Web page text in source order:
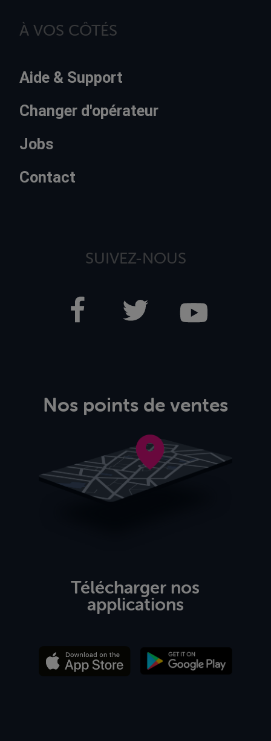
À VOS CÔTÉS
Aide & Support
Changer d'opérateur
Jobs
Contact
SUIVEZ-NOUS
Nos points de ventes
Télécharger nos
applications